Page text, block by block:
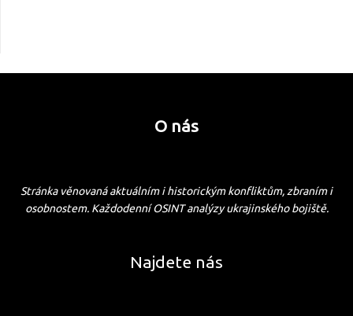
O nás
Stránka věnovaná aktuálním i historickým konfliktům, zbraním i
osobnostem. Každodenní OSINT analýzy ukrajinského bojiště.
Najdete nás